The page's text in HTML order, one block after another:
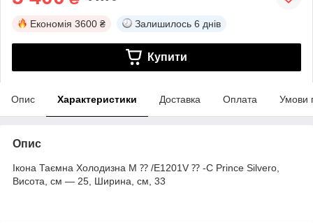
Економія 3600 ₴ Залишилось 6 днів
Купити
Опис Характеристики Доставка Оплата Умови
Опис
Ікона Таємна Холодизна M ⁇ /E1201V ⁇ -C Prince Silvero,
Висота, см — 25, Ширина, см, 33